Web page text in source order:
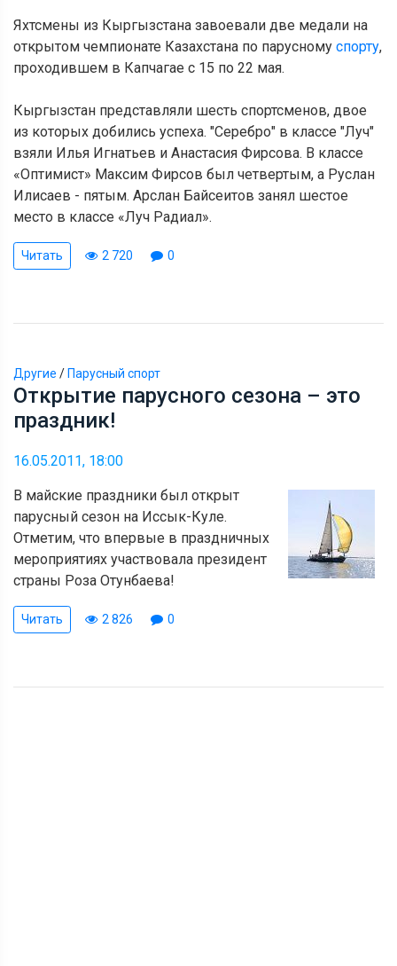
Яхтсмены из Кыргызстана завоевали две медали на
открытом чемпионате Казахстана по парусному спорту,
проходившем в Капчагае с 15 по 22 мая.
Кыргызстан представляли шесть спортсменов, двое
из которых добились успеха. "Серебро" в классе "Луч"
взяли Илья Игнатьев и Анастасия Фирсова. В классе
«Оптимист» Максим Фирсов был четвертым, а Руслан
Илисаев - пятым. Арслан Байсеитов занял шестое
место в классе «Луч Радиал».
Читать 2 720 0
Другие / Парусный спорт
Открытие парусного сезона – это
праздник!
16.05.2011, 18:00
В майские праздники был открыт
парусный сезон на Иссык-Куле.
Отметим, что впервые в праздничных
мероприятиях участвовала президент
страны Роза Отунбаева!
Читать 2 826 0